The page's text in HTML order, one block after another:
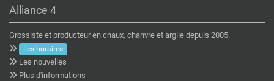
Alliance 4
Grossiste et producteur en chaux, chanvre et argile depuis 2005.
Les horaires
Les nouvelles
Plus d'informations